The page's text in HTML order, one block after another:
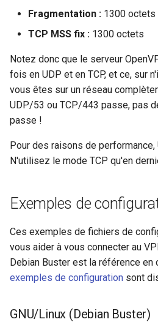
Fragmentation : 1300 octets
TCP MSS fix : 1300 octets
Notez donc que le serveur
fois en UDP et en TCP, et ce, sur
vous êtes sur un réseau
UDP/53 ou TCP/443 passe, pas
passe !
Pour des raisons de performance,
N'utilisez le mode TCP qu'en
Exemples de
Ces exemples de fichiers de
vous aider à vous connecter au
Debian Buster est la référence en
exemples de configuration sont
GNU/Linux (Debian Buster)